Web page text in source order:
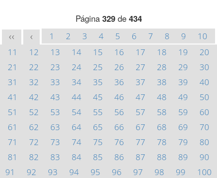
Página 329de 434
<< < 1 2 3 4 5 6 7 8 9
10
11
12 13 14 15 16 17 18 19
20
21
22 23 24 25 26 27 28 29
30
31
32 33 34 35 36 37 38 39
40
41
42 43 44 45 46 47 48 49
50
51
52 53 54 55 56 57 58 59
60
61
62 63 64 65 66 67 68 69
70
71
72 73 74 75 76 77 78 79
80
81
82 83 84 85 86 87 88 89
90
91
92 93 94 95 96 97 98 99
100